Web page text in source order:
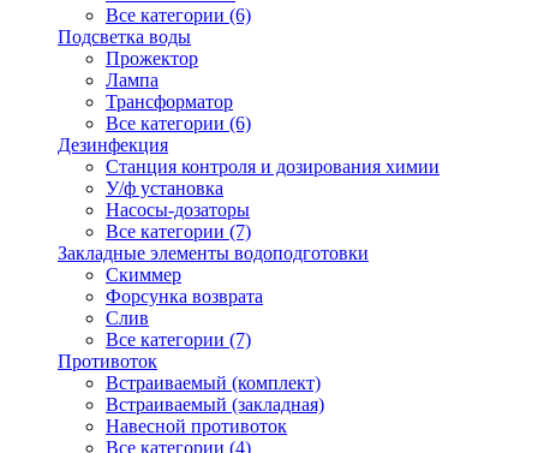
Все категории (6)
Подсветка воды
Прожектор
Лампа
Трансформатор
Все категории (6)
Дезинфекция
Станция контроля и дозирования химии
У/ф установка
Насосы-дозаторы
Все категории (7)
Закладные элементы водоподготовки
Скиммер
Форсунка возврата
Слив
Все категории (7)
Противоток
Встраиваемый (комплект)
Встраиваемый (закладная)
Навесной противоток
Все категории (4)